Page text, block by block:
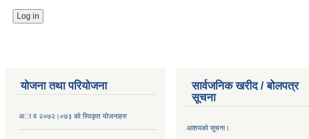
योजना तथा परियोजना
अा व २०७२।०७३ काे स्विकृत याेजनाहरु
सार्वजनिक खरीद / बोलपत्र
सूचना
आशयको सूचना।